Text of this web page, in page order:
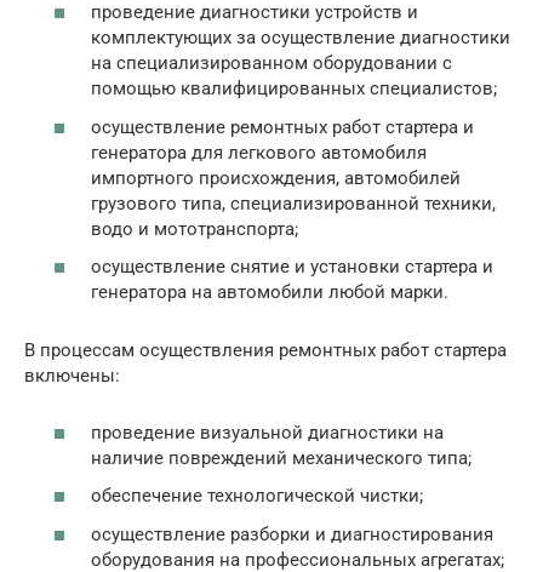
проведение диагностики устройств и
комплектующих за осуществление диагностики
на специализированном оборудовании с
помощью квалифицированных специалистов;
осуществление ремонтных работ стартера и
генератора для легкового автомобиля
импортного происхождения, автомобилей
грузового типа, специализированной техники,
водо и мототранспорта;
осуществление снятие и установки стартера и
генератора на автомобили любой марки.
В процессам осуществления ремонтных работ стартера
включены:
проведение визуальной диагностики на
наличие повреждений механического типа;
обеспечение технологической чистки;
осуществление разборки и диагностирования
оборудования на профессиональных агрегатах;